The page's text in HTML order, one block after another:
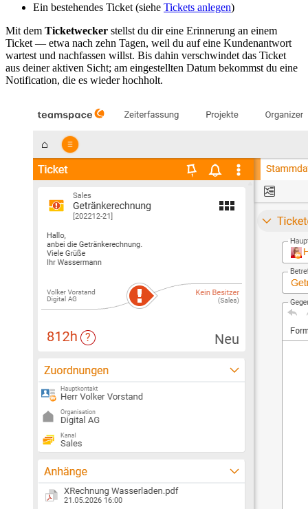
Ein bestehendes Ticket (siehe Tickets anlegen)
Mit dem Ticketwecker stellst du dir eine Erinnerung an einem
Ticket — etwa nach zehn Tagen, weil du auf eine Kundenantwort
wartest und nachfassen willst. Bis dahin verschwindet das Ticket
aus deiner aktiven Sicht; am eingestellten Datum bekommst du eine
Notification, die es wieder hochholt.